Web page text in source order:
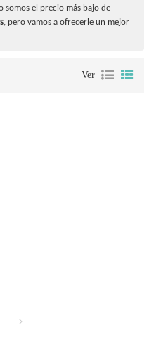
somos el precio más bajo de
, pero vamos a ofrecerle un mejor
Ver